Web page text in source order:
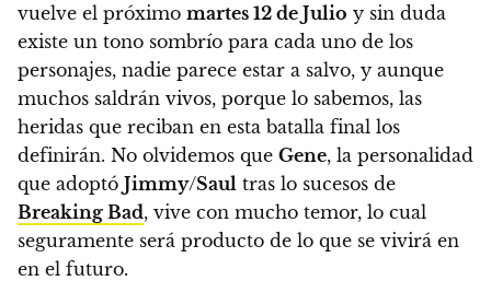
vuelve el próximo martes 12 de Julio y sin duda
existe un tono sombrío para cada uno de los
personajes, nadie parece estar a salvo, y aunque
muchos saldrán vivos, porque lo sabemos, las
heridas que reciban en esta batalla final los
definirán. No olvidemos que Gene, la personalidad
que adoptó Jimmy/Saul tras lo sucesos de
Breaking Bad, vive con mucho temor, lo cual
seguramente será producto de lo que se vivirá en
en el futuro.